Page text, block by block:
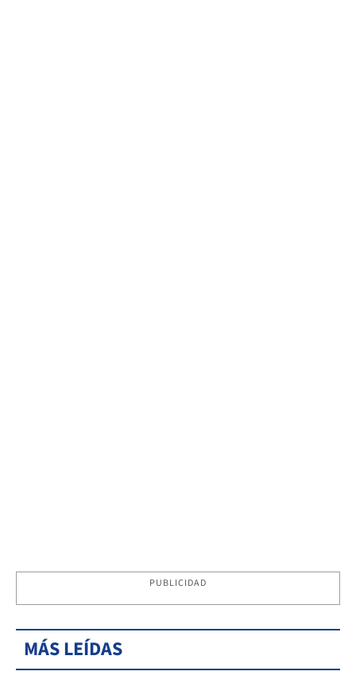
PUBLICIDAD
MÁS LEÍDAS